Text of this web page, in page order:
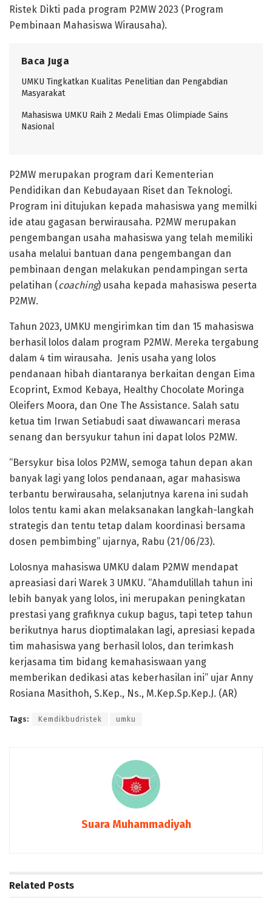
Ristek Dikti pada program P2MW 2023 (Program
Pembinaan Mahasiswa Wirausaha).
Baca Juga
UMKU Tingkatkan Kualitas Penelitian dan Pengabdian
Masyarakat
Mahasiswa UMKU Raih 2 Medali Emas Olimpiade Sains
Nasional
P2MW merupakan program dari Kementerian
Pendidikan dan Kebudayaan Riset dan Teknologi.
Program ini ditujukan kepada mahasiswa yang memilki
ide atau gagasan berwirausaha. P2MW merupakan
pengembangan usaha mahasiswa yang telah memiliki
usaha melalui bantuan dana pengembangan dan
pembinaan dengan melakukan pendampingan serta
pelatihan (coaching) usaha kepada mahasiswa peserta
P2MW.
Tahun 2023, UMKU mengirimkan tim dan 15 mahasiswa
berhasil lolos dalam program P2MW. Mereka tergabung
dalam 4 tim wirausaha. Jenis usaha yang lolos
pendanaan hibah diantaranya berkaitan dengan Eima
Ecoprint, Exmod Kebaya, Healthy Chocolate Moringa
Oleifers Moora, dan One The Assistance. Salah satu
ketua tim Irwan Setiabudi saat diwawancari merasa
senang dan bersyukur tahun ini dapat lolos P2MW.
“Bersykur bisa lolos P2MW, semoga tahun depan akan
banyak lagi yang lolos pendanaan, agar mahasiswa
terbantu berwirausaha, selanjutnya karena ini sudah
lolos tentu kami akan melaksanakan langkah-langkah
strategis dan tentu tetap dalam koordinasi bersama
dosen pembimbing” ujarnya, Rabu (21/06/23).
Lolosnya mahasiswa UMKU dalam P2MW mendapat
apreasiasi dari Warek 3 UMKU. “Ahamdulillah tahun ini
lebih banyak yang lolos, ini merupakan peningkatan
prestasi yang grafiknya cukup bagus, tapi tetep tahun
berikutnya harus dioptimalakan lagi, apresiasi kepada
tim mahasiswa yang berhasil lolos, dan terimkash
kerjasama tim bidang kemahasiswaan yang
memberikan dedikasi atas keberhasilan ini” ujar Anny
Rosiana Masithoh, S.Kep., Ns., M.Kep.Sp.Kep.J. (AR)
Tags: Kemdikbudristek umku
Suara Muhammadiyah
Related Posts